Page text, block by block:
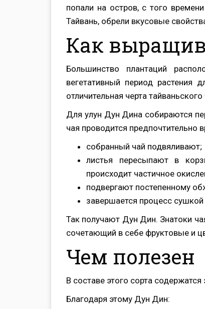
попали на остров, с того
Тайвань, обрели вкусовые
Как
Большинство плантаций
вегетативный период растения
отличительная черта тайваньского
Для улун Дун Дина собираются
чая проводится предпочтительно
собранный чай подвяливают;
листья пересыпают в
происходит частичное
подвергают постепенному
завершается процесс
Так получают Дун Дин. Знатоки
сочетающий в себе фруктовые и
Чем полезен
В составе этого сорта
Благодаря этому Дун Дин: